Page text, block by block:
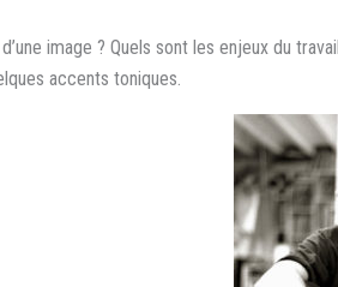
image ? Quels sont les enjeux du
accents toniques.